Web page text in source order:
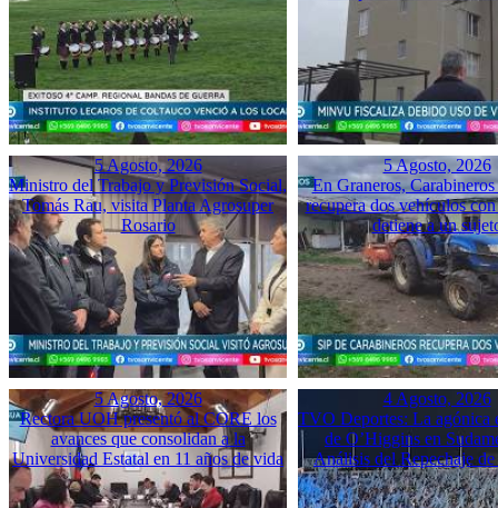
5 Agosto, 2026
Ministro del Trabajo y Previsión Social,
Tomás Rau, visita Planta Agrosuper
Rosario
5 Agosto, 2026
En Graneros,
recupera dos vehículos
detiene a un
5 Agosto, 2026
Rectora UOH presentó al CORE los
avances que consolidan a la
Universidad Estatal en 11 años de vida
4 Agosto, 2026
TVO Deportes: La agónica
de O’Higgins en
Análisis del Repechaje de